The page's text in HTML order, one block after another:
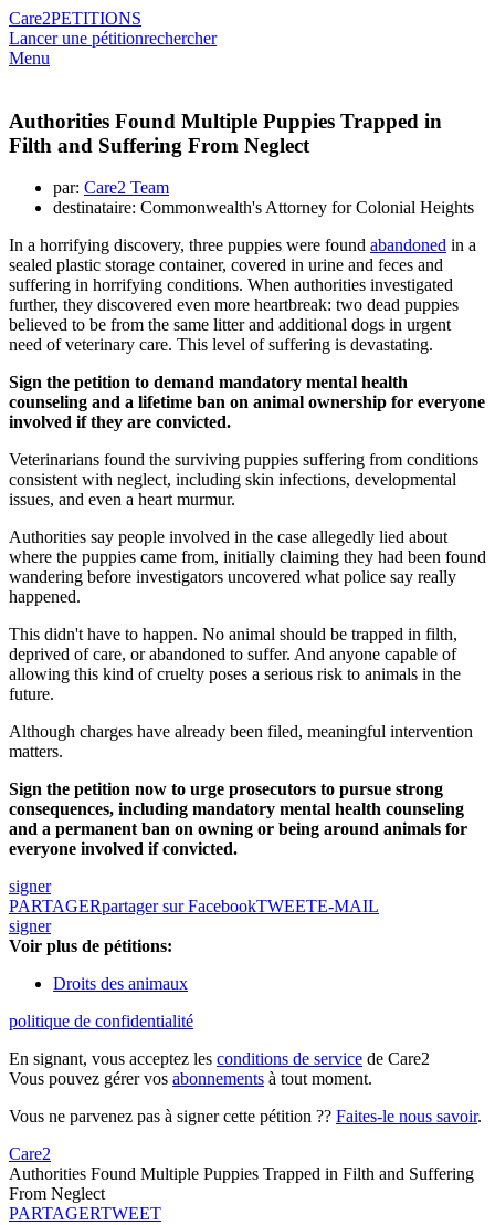
Care2PETITIONS
Lancer une pétitionrechercher
Menu
Authorities Found Multiple Puppies Trapped in
Filth and Suffering From Neglect
par: Care2 Team
destinataire: Commonwealth's Attorney for Colonial Heights
In a horrifying discovery, three puppies were found abandoned in a
sealed plastic storage container, covered in urine and feces and
suffering in horrifying conditions. When authorities investigated
further, they discovered even more heartbreak: two dead puppies
believed to be from the same litter and additional dogs in urgent
need of veterinary care. This level of suffering is devastating.
Sign the petition to demand mandatory mental health
counseling and a lifetime ban on animal ownership for everyone
involved if they are convicted.
Veterinarians found the surviving puppies suffering from conditions
consistent with neglect, including skin infections, developmental
issues, and even a heart murmur.
Authorities say people involved in the case allegedly lied about
where the puppies came from, initially claiming they had been found
wandering before investigators uncovered what police say really
happened.
This didn't have to happen. No animal should be trapped in filth,
deprived of care, or abandoned to suffer. And anyone capable of
allowing this kind of cruelty poses a serious risk to animals in the
future.
Although charges have already been filed, meaningful intervention
matters.
Sign the petition now to urge prosecutors to pursue strong
consequences, including mandatory mental health counseling
and a permanent ban on owning or being around animals for
everyone involved if convicted.
signer
PARTAGERpartager sur FacebookTWEETE-MAIL
signer
Voir plus de pétitions:
Droits des animaux
politique de confidentialité
En signant, vous acceptez les conditions de service de Care2
Vous pouvez gérer vos abonnements à tout moment.
Vous ne parvenez pas à signer cette pétition ?? Faites-le nous savoir.
Care2
Authorities Found Multiple Puppies Trapped in Filth and Suffering
From Neglect
PARTAGERTWEET